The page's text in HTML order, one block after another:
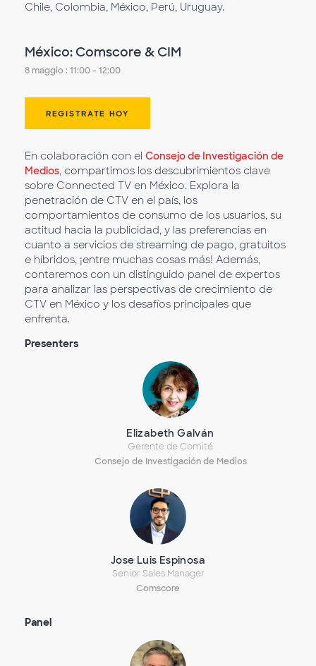
Chile, Colombia, México, Perú, Uruguay.
México: Comscore & CIM
8 maggio : 11:00 - 12:00
REGISTRATE HOY
En colaboración con el Consejo de Investigación de
Medios, compartimos los descubrimientos clave
sobre Connected TV en México. Explora la
penetración de CTV en el país, los
comportamientos de consumo de los usuarios, su
actitud hacia la publicidad, y las preferencias en
cuanto a servicios de streaming de pago, gratuitos
e híbridos, ¡entre muchas cosas más! Además,
contaremos con un distinguido panel de expertos
para analizar las perspectivas de crecimiento de
CTV en México y los desafíos principales que
enfrenta.
Presenters
Elizabeth Galván
Gerente de Comité
Consejo de Investigación de Medios
Jose Luis Espinosa
Senior Sales Manager
Comscore
Panel